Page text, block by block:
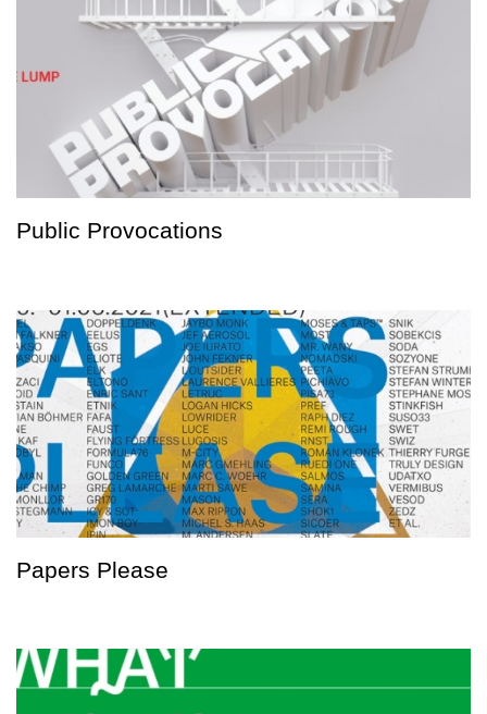
Public Provocations
Papers Please